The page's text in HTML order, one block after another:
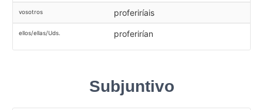
vosotros proferiríais
ellos/ellas/Uds. proferirían
Subjuntivo